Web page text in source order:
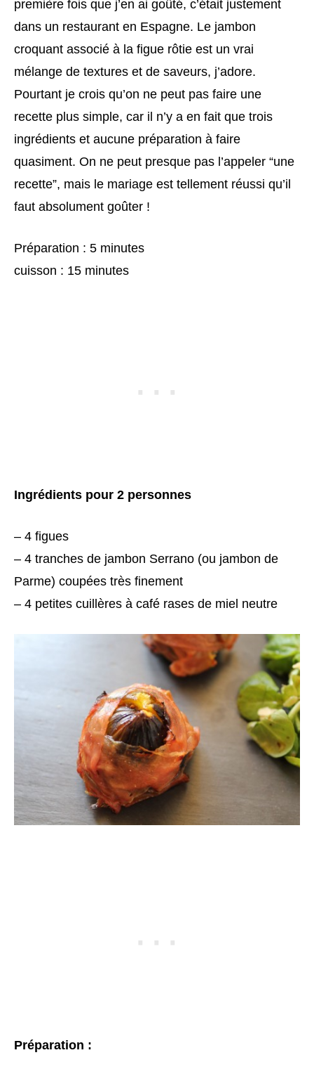
première fois que j’en ai goûté, c’était justement
dans un restaurant en Espagne. Le jambon
croquant associé à la figue rôtie est un vrai
mélange de textures et de saveurs, j’adore.
Pourtant je crois qu’on ne peut pas faire une
recette plus simple, car il n’y a en fait que trois
ingrédients et aucune préparation à faire
quasiment. On ne peut presque pas l’appeler “une
recette”, mais le mariage est tellement réussi qu’il
faut absolument goûter !
Préparation : 5 minutes
cuisson : 15 minutes
Ingrédients pour 2 personnes
– 4 figues
– 4 tranches de jambon Serrano (ou jambon de
Parme) coupées très finement
– 4 petites cuillères à café rases de miel neutre
Préparation :